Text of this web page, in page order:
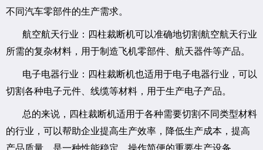
不同汽车零部件的生产需求。
航空航天行业：四柱裁断机可以准确地切割航空航天行业
所需的复杂材料，用于制造飞机零部件、航天器件等产品。
电子电器行业：四柱裁断机也适用于电子电器行业，可以
切割各种电子元件、线缆等材料，用于生产电子产品。
总的来说，四柱裁断机适用于各种需要切割不同类型材料
的行业，可以帮助企业提高生产效率，降低生产成本，提高
产品质量，是一种性能稳定、操作简便的重要生产设备。